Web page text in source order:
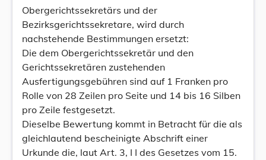
Obergerichtssekretärs und der
Bezirksgerichtssekretare, wird durch
nachstehende Bestimmungen ersetzt:
Die dem Obergerichtssekretär und den
Gerichtssekretären zustehenden
Ausfertigungsgebühren sind auf 1 Franken pro
Rolle von 28 Zeilen pro Seite und 14 bis 16 Silben
pro Zeile festgesetzt.
Dieselbe Bewertung kommt in Betracht für die als
gleichlautend bescheinigte Abschrift einer
Urkunde die, laut Art. 3, I I des Gesetzes vom 15.